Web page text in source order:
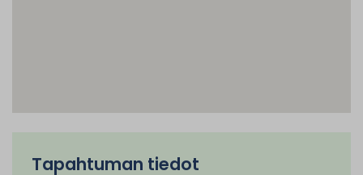
Tapahtuman tiedot